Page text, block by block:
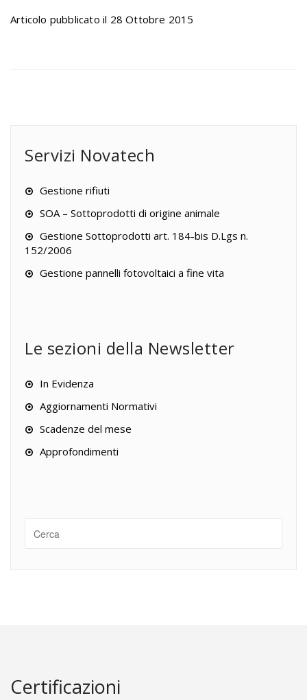
Articolo pubblicato il 28 Ottobre 2015
Servizi Novatech
Gestione rifiuti
SOA – Sottoprodotti di origine animale
Gestione Sottoprodotti art. 184-bis D.Lgs n.
152/2006
Gestione pannelli fotovoltaici a fine vita
Le sezioni della Newsletter
In Evidenza
Aggiornamenti Normativi
Scadenze del mese
Approfondimenti
Certificazioni